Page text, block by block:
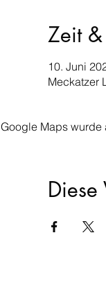
Zeit
10. Juni
Meckatzer
Google Maps wurde
Diese